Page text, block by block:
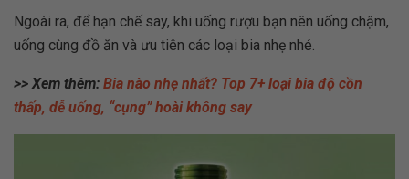
Ngoài ra, để hạn chế say, khi uống rượu bạn nên uống chậm,
uống cùng đồ ăn và ưu tiên các loại bia nhẹ nhé.
>> Xem thêm: Bia nào nhẹ nhất? Top 7+ loại bia độ cồn
thấp, dễ uống, “cụng” hoài không say